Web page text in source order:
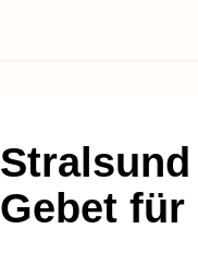
Gebet für